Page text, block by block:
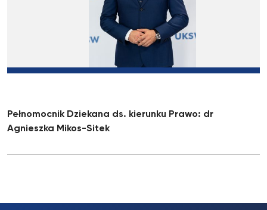
Pełnomocnik Dziekana ds. kierunku Prawo: dr
Agnieszka Mikos-Sitek